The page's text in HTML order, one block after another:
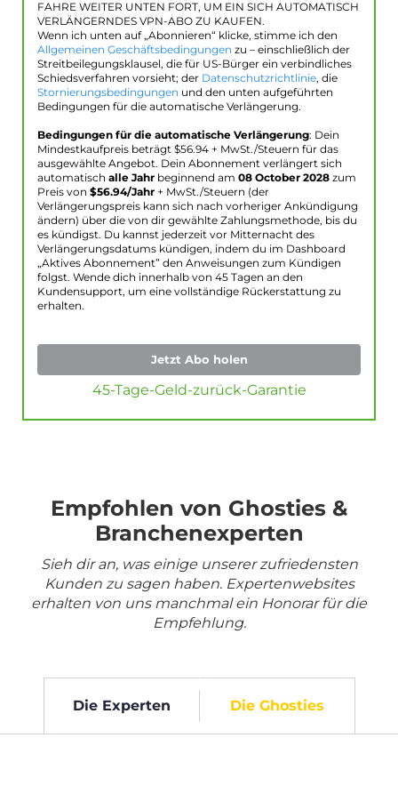
FAHRE WEITER UNTEN FORT, UM EIN SICH AUTOMATISCH
VERLÄNGERNDES VPN-ABO ZU KAUFEN.
Wenn ich unten auf „Abonnieren“ klicke, stimme ich den
Allgemeinen Geschäftsbedingungen zu – einschließlich der
Streitbeilegungsklausel, die für US-Bürger ein verbindliches
Schiedsverfahren vorsieht; der Datenschutzrichtlinie, die
Stornierungsbedingungen und den unten aufgeführten
Bedingungen für die automatische Verlängerung.
Bedingungen für die automatische Verlängerung: Dein
Mindestkaufpreis beträgt $56.94 + MwSt./Steuern für das
ausgewählte Angebot. Dein Abonnement verlängert sich
automatisch alle Jahr beginnend am 08 October 2028 zum
Preis von $56.94/Jahr + MwSt./Steuern (der
Verlängerungspreis kann sich nach vorheriger Ankündigung
ändern) über die von dir gewählte Zahlungsmethode, bis du
es kündigst. Du kannst jederzeit vor Mitternacht des
Verlängerungsdatums kündigen, indem du im Dashboard
„Aktives Abonnement” den Anweisungen zum Kündigen
folgst. Wende dich innerhalb von 45 Tagen an den
Kundensupport, um eine vollständige Rückerstattung zu
erhalten.
Jetzt Abo holen
45-Tage-Geld-zurück-Garantie
Empfohlen von Ghosties &
Branchenexperten
Sieh dir an, was einige unserer zufriedensten
Kunden zu sagen haben. Expertenwebsites
erhalten von uns manchmal ein Honorar für die
Empfehlung.
Die Experten Die Ghosties